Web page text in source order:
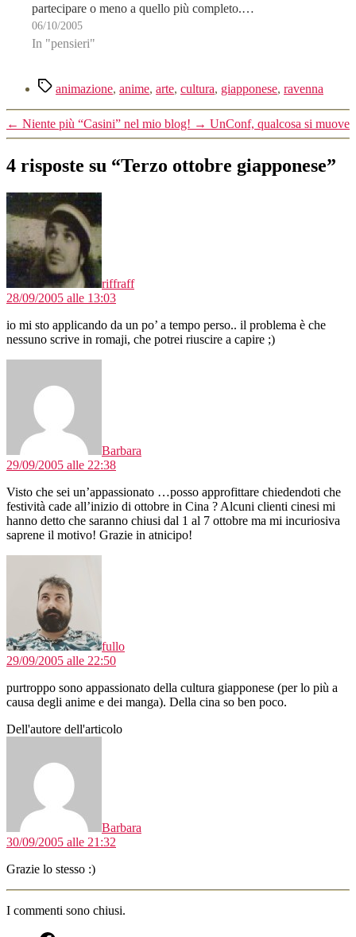
partecipare o meno a quello più completo.…
06/10/2005
In "pensieri"
Tag animazione, anime, arte, cultura, giapponese, ravenna
← Niente più “Casini” nel mio blog! → UnConf, qualcosa si muove
4 risposte su “Terzo ottobre giapponese”
riffraff
28/09/2005 alle 13:03
io mi sto applicando da un po’ a tempo perso.. il problema è che
nessuno scrive in romaji, che potrei riuscire a capire ;)
Barbara
29/09/2005 alle 22:38
Visto che sei un’appassionato …posso approfittare chiedendoti che
festività cade all’inizio di ottobre in Cina ? Alcuni clienti cinesi mi
hanno detto che saranno chiusi dal 1 al 7 ottobre ma mi incuriosiva
saprene il motivo! Grazie in atnicipo!
fullo
29/09/2005 alle 22:50
purtroppo sono appassionato della cultura giapponese (per lo più a
causa degli anime e dei manga). Della cina so ben poco.
Dell'autore dell'articolo
Barbara
30/09/2005 alle 21:32
Grazie lo stesso :)
I commenti sono chiusi.